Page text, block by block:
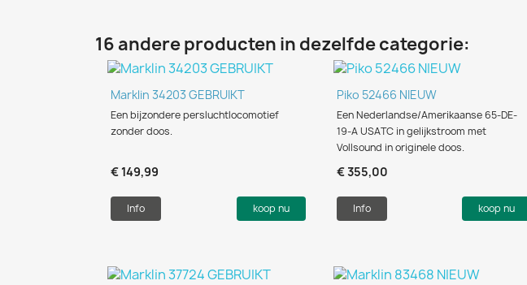
16 andere producten in dezelfde categorie:
Snel bekijken
Marklin 34203 GEBRUIKT
Een bijzondere persluchtlocomotief
zonder doos.
€ 149,99
Info koop nu
Snel bekijken
Piko 52466 NIEUW
Een Nederlandse/Amerikaanse 65-DE-
19-A USATC in gelijkstroom met
Vollsound in originele doos.
€ 355,00
Info koop nu